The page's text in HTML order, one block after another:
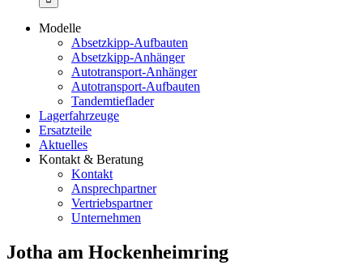
Modelle
Absetzkipp-Aufbauten
Absetzkipp-Anhänger
Autotransport-Anhänger
Autotransport-Aufbauten
Tandemtieflader
Lagerfahrzeuge
Ersatzteile
Aktuelles
Kontakt & Beratung
Kontakt
Ansprechpartner
Vertriebspartner
Unternehmen
Jotha am Hockenheimring